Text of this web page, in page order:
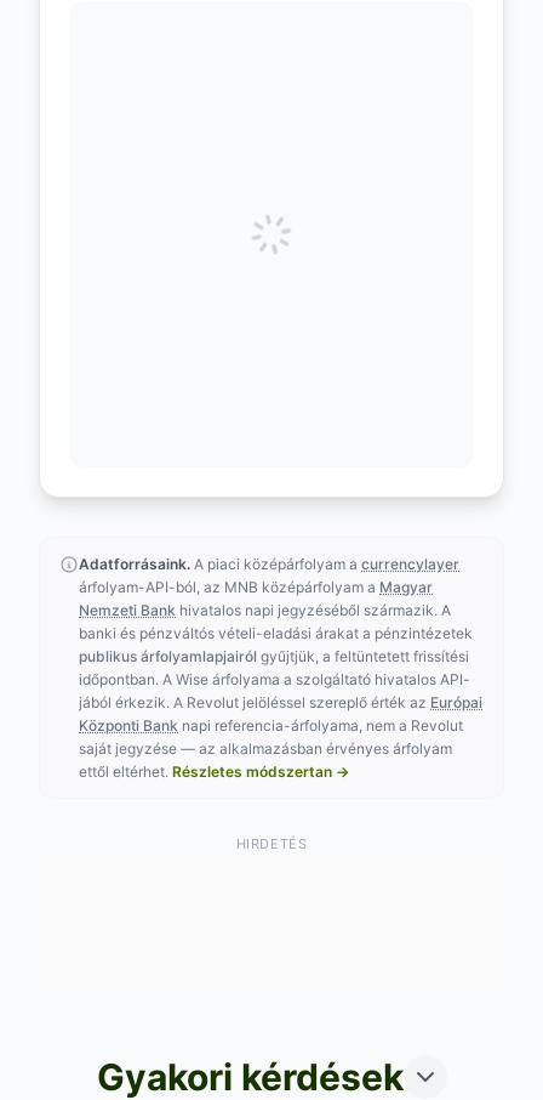
Adatforrásaink. A piaci középárfolyam a currencylayer
árfolyam-API-ból, az MNB középárfolyam a Magyar
Nemzeti Bank hivatalos napi jegyzéséből származik. A
banki és pénzváltós vételi-eladási árakat a pénzintézetek
publikus árfolyamlapjairól gyűjtjük, a feltüntetett frissítési
időpontban. A Wise árfolyama a szolgáltató hivatalos API-
jából érkezik. A Revolut jelöléssel szereplő érték az Európai
Központi Bank napi referencia-árfolyama, nem a Revolut
saját jegyzése — az alkalmazásban érvényes árfolyam
ettől eltérhet. Részletes módszertan →
HIRDETÉS
Gyakori kérdések